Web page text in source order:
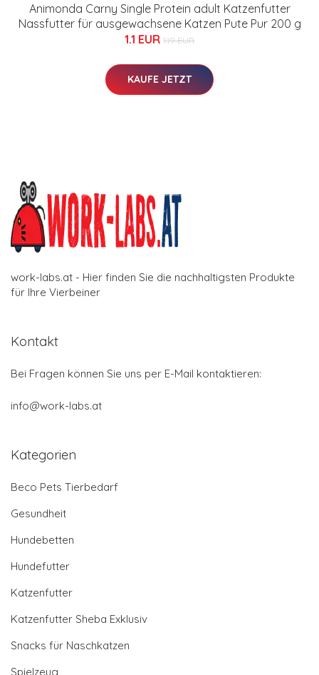
Animonda Carny Single Protein adult Katzenfutter
Nassfutter für ausgewachsene Katzen Pute Pur 200 g
1.1 EUR 1.19 EUR
KAUFE JETZT
work-labs.at - Hier finden Sie die nachhaltigsten Produkte
für Ihre Vierbeiner
Kontakt
Bei Fragen können Sie uns per E-Mail kontaktieren:
info@work-labs.at
Kategorien
Beco Pets Tierbedarf
Gesundheit
Hundebetten
Hundefutter
Katzenfutter
Katzenfutter Sheba Exklusiv
Snacks für Naschkatzen
Spielzeug